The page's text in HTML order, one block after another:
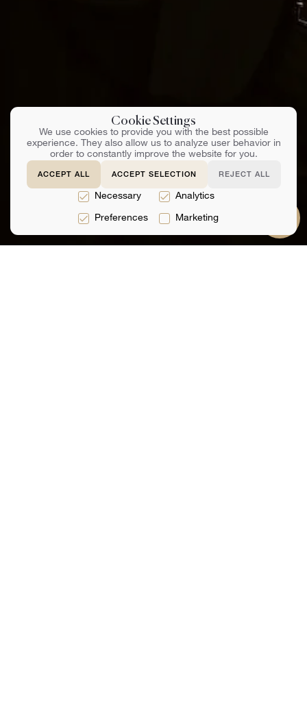
Cookie Settings
We use cookies to provide you with the best possible
experience. They also allow us to analyze user behavior in
order to constantly improve the website for you.
ACCEPT ALL ACCEPT SELECTION REJECT ALL
Necessary Analytics
Preferences Marketing